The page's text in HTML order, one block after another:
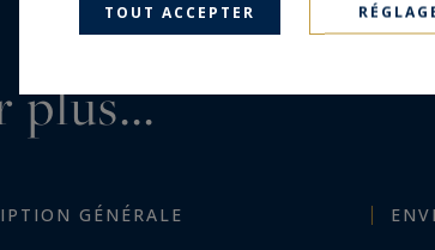
plus...
GÉNÉRALE
TOUT ACCEPTER